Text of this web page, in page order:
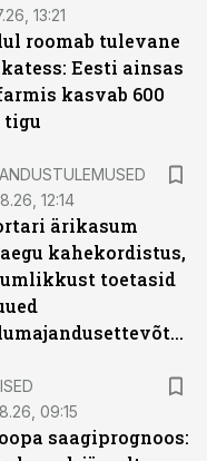
13:21
roomab tulevane
Eesti ainsas
kasvab 600
tigu
12:14
ärikasum
kahekordistus,
toetasid
põllumajandusettevõtted
09:15
saagiprognoos: